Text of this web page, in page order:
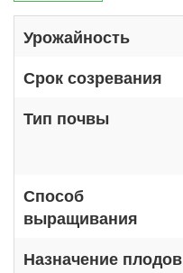
Урожайность
Срок созревания
Тип почвы
Способ
выращивания
Назначение плодов